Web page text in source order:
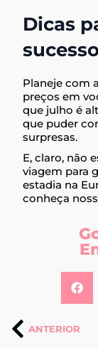
Dicas
Planeje com
preços em
que julho é
que puder
surpresas.
E, claro, não
viagem para
estadia na
conheça
ANTERIOR